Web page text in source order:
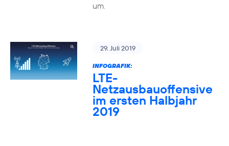
um.
29. Juli 2019
INFOGRAFIK:
LTE-
Netzausbauoffensive
im ersten Halbjahr
2019